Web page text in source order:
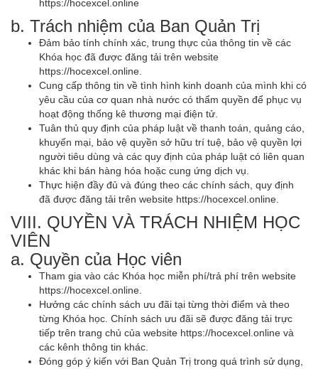
https://hocexcel.online
b. Trách nhiệm của Ban Quản Trị
Đảm bảo tính chính xác, trung thực của thông tin về các
Khóa học đã được đăng tải trên website
https://hocexcel.online.
Cung cấp thông tin về tình hình kinh doanh của mình khi có
yêu cầu của cơ quan nhà nước có thẩm quyền để phục vụ
hoạt động thống kê thương mại điện tử.
Tuân thủ quy định của pháp luật về thanh toán, quảng cáo,
khuyến mại, bảo vệ quyền sở hữu trí tuệ, bảo vệ quyền lợi
người tiêu dùng và các quy định của pháp luật có liên quan
khác khi bán hàng hóa hoặc cung ứng dịch vụ.
Thực hiện đầy đủ và đúng theo các chính sách, quy định
đã được đăng tải trên website https://hocexcel.online.
VIII. QUYỀN VÀ TRÁCH NHIỆM HỌC
VIÊN
a. Quyền của Học viên
Tham gia vào các Khóa học miễn phí/trả phí trên website
https://hocexcel.online.
Hưởng các chính sách ưu đãi tại từng thời điểm và theo
từng Khóa học. Chính sách ưu đãi sẽ được đăng tải trực
tiếp trên trang chủ của website https://hocexcel.online và
các kênh thông tin khác.
Đóng góp ý kiến với Ban Quản Trị trong quá trình sử dụng,